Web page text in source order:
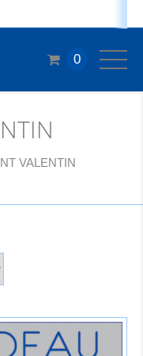
0
VALENTIN